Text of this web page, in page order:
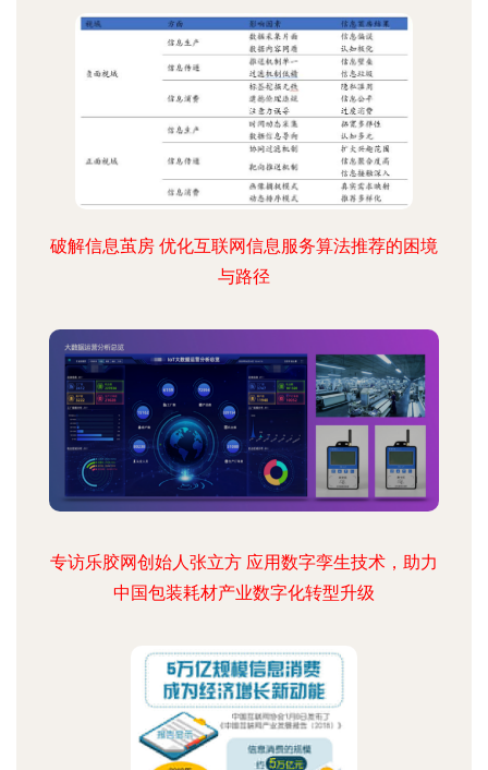
破解信息茧房 优化互联网信息服务算法推荐的困境
与路径
专访乐胶网创始人张立方 应用数字孪生技术，助力
中国包装耗材产业数字化转型升级